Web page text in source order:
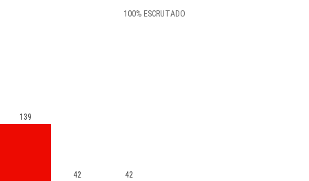
100% ESCRUTADO
139
42 42